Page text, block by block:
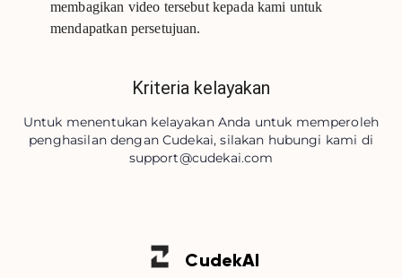
membagikan video tersebut kepada kami untuk
mendapatkan persetujuan.
Kriteria kelayakan
Untuk menentukan kelayakan Anda untuk memperoleh
penghasilan dengan Cudekai, silakan hubungi kami di
support@cudekai.com
CudekAI